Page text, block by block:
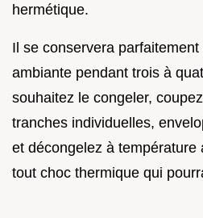
hermétique.
Il se conservera
ambiante pendant trois à
souhaitez le congeler,
tranches individuelles,
et décongelez à température
tout choc thermique qui